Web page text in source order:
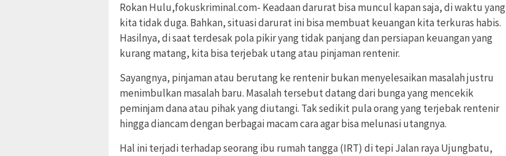
Rokan Hulu,fokuskriminal.com- Keadaan darurat bisa muncul kapan saja, di waktu yang
kita tidak duga. Bahkan, situasi darurat ini bisa membuat keuangan kita terkuras habis.
Hasilnya, di saat terdesak pola pikir yang tidak panjang dan persiapan keuangan yang
kurang matang, kita bisa terjebak utang atau pinjaman rentenir.
Sayangnya, pinjaman atau berutang ke rentenir bukan menyelesaikan masalah justru
menimbulkan masalah baru. Masalah tersebut datang dari bunga yang mencekik
peminjam dana atau pihak yang diutangi. Tak sedikit pula orang yang terjebak rentenir
hingga diancam dengan berbagai macam cara agar bisa melunasi utangnya.
Hal ini terjadi terhadap seorang ibu rumah tangga (IRT) di tepi Jalan raya Ujungbatu,